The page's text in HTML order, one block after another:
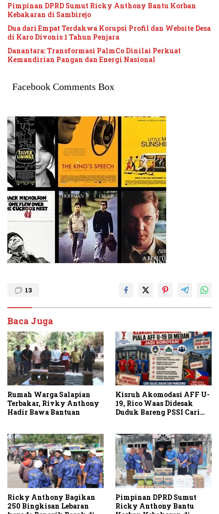
Pimpinan DPRD Sumut Ricky Anthony Bantu Korban
Kebakaran di Sambirejo
Dua dari Empat Terdakwa Korupsi Profil dan Website Desa
di Karo Divonis 1 Tahun Penjara
Danantara: Transformasi PalmCo Dinilai Perkuat
Kemandirian Pangan dan Energi Nasional
Facebook Comments Box
13
Baca Juga
Rumah Warga Salapian
Terbakar, Rivky Anthony
Hadir Bawa Bantuan
Kisruh Akomodasi AFF U-
19, Rico Waas Didesak
Duduk Bareng PSSI Cari
Ricky Anthony Bagikan
250 Bingkisan Lebaran
Pimpinan DPRD Sumut
Ricky Anthony Bantu